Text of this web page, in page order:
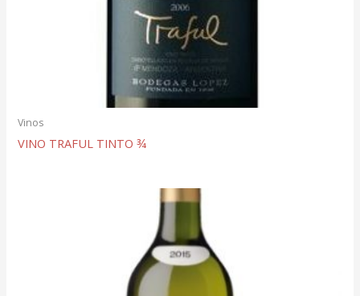
Vinos
VINO TRAFUL TINTO ¾